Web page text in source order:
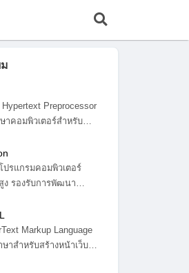
Hypertext Preprocessor
าคอมพิวเตอร์สำหรับ
ปรแกรมคอมพิวเตอร์
ง รองรับการพัฒนา
Markup Language
าสำหรับสร้างหน้าเว็บ